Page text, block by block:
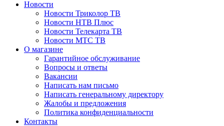
Новости
Новости Триколор ТВ
Новости НТВ Плюс
Новости Телекарта ТВ
Новости МТС ТВ
О магазине
Гарантийное обслуживание
Вопросы и ответы
Вакансии
Написать нам письмо
Написать генеральному директору
Жалобы и предложения
Политика конфиденциальности
Контакты